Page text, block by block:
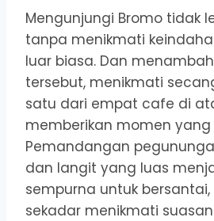
Mengunjungi Bromo tidak
tanpa menikmati
luar biasa. Dan
tersebut, menikmati
satu dari empat cafe di
memberikan momen
Pemandangan
dan langit yang luas
sempurna untuk
sekadar menikmati